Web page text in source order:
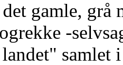
gamle, grå
-
samlet